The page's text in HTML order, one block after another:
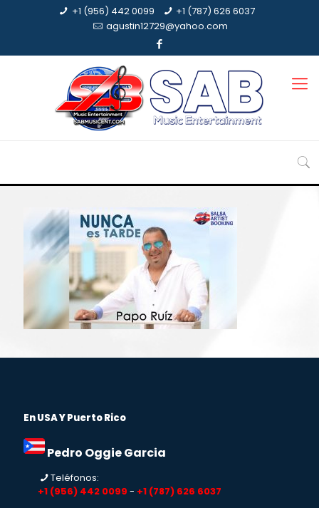
+1 (956) 442 0099
+1 (787) 626 6037
agustin12729@yahoo.com
En USA Y Puerto Rico
Pedro Oggie Garcia
Teléfonos:
+1 (956) 442 0099 - +1 (787) 626 6037